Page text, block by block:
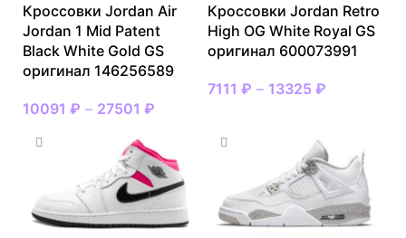
Кроссовки Jordan Air
Jordan 1 Mid Patent
Black White Gold GS
оригинал 146256589
10091 ₽ – 27501 ₽
Кроссовки Jordan Retro
High OG White Royal GS
оригинал 600073991
7111 ₽ – 13325 ₽